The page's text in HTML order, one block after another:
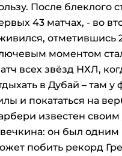
После блеклого
43 матчах, - во
отметившись
моментом
всех звёзд НХЛ,
в Дубай – там
и покататься на
известен своим
он был одним
побить рекорд